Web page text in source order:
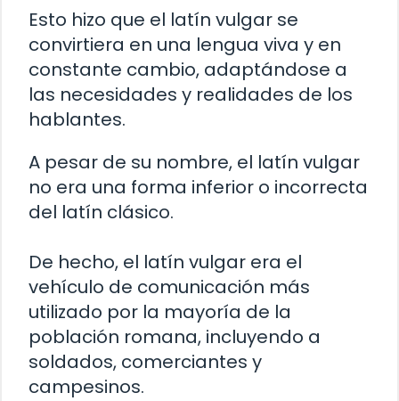
Esto hizo que el latín vulgar se
convirtiera en una lengua viva y en
constante cambio, adaptándose a
las necesidades y realidades de los
hablantes.
A pesar de su nombre, el latín vulgar
no era una forma inferior o incorrecta
del latín clásico.
De hecho, el latín vulgar era el
vehículo de comunicación más
utilizado por la mayoría de la
población romana, incluyendo a
soldados, comerciantes y
campesinos.